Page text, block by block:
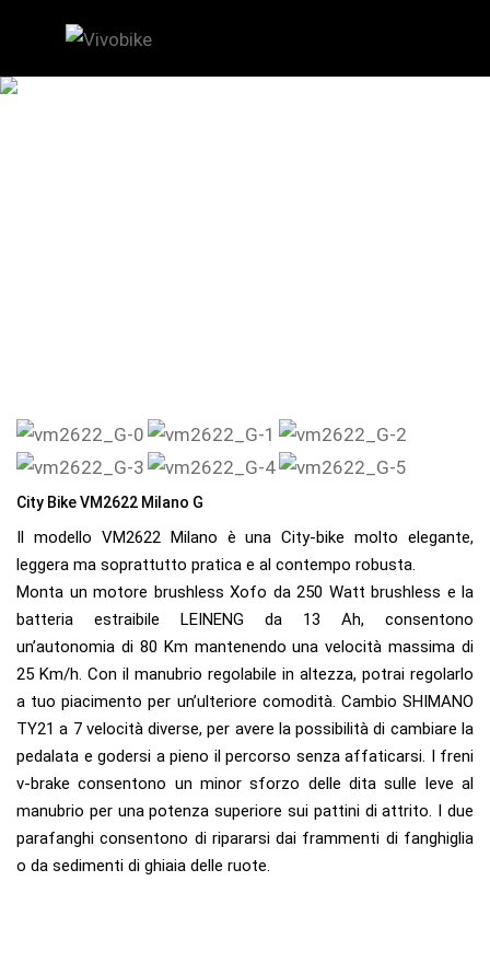
City Bike VM2622 Milano G
Il modello VM2622 Milano è una City-bike molto elegante,
leggera ma soprattutto pratica e al contempo robusta.
Monta un motore brushless Xofo da 250 Watt brushless e la
batteria estraibile LEINENG da 13 Ah, consentono
un’autonomia di 80 Km mantenendo una velocità massima di
25 Km/h. Con il manubrio regolabile in altezza, potrai regolarlo
a tuo piacimento per un’ulteriore comodità. Cambio SHIMANO
TY21 a 7 velocità diverse, per avere la possibilità di cambiare la
pedalata e godersi a pieno il percorso senza affaticarsi. I freni
v-brake consentono un minor sforzo delle dita sulle leve al
manubrio per una potenza superiore sui pattini di attrito. I due
parafanghi consentono di ripararsi dai frammenti di fanghiglia
o da sedimenti di ghiaia delle ruote.